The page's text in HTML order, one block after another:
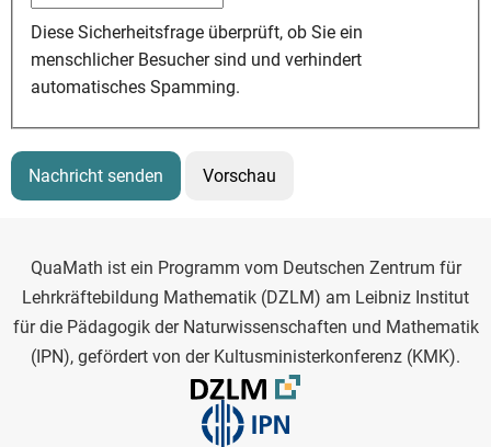
Diese Sicherheitsfrage überprüft, ob Sie ein
menschlicher Besucher sind und verhindert
automatisches Spamming.
QuaMath ist ein Programm vom Deutschen Zentrum für
Lehrkräftebildung Mathematik (DZLM) am Leibniz Institut
für die Pädagogik der Naturwissenschaften und Mathematik
(IPN), gefördert von der Kultusministerkonferenz (KMK).